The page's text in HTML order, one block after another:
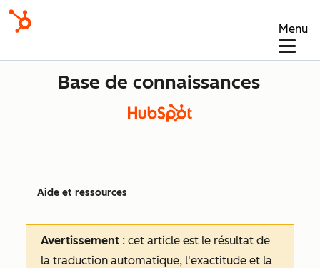
Menu
Base de connaissances
Aide et ressources
Avertissement : cet article est le résultat de
la traduction automatique, l'exactitude et la